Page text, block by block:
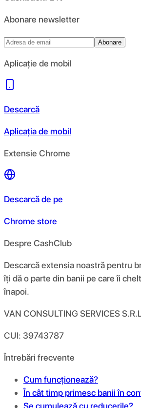
Abonare newsletter
Abonare
Aplicație de mobil
Descarcă
Aplicația de mobil
Extensie Chrome
Descarcă de pe
Chrome store
Despre CashClub
Descarcă extensia noastră pentru
îți dă o parte din banii pe care îi
înapoi.
VAN CONSULTING SERVICES
CUI: 39743787
Întrebări frecvente
Cum funcționează?
În cât timp primesc banii în
Se cumulează cu reducerile?